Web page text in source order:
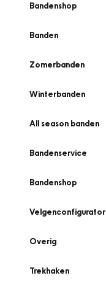
Bandenshop
Banden
Zomerbanden
Winterbanden
All season banden
Bandenservice
Bandenshop
Velgenconfigurator
Overig
Trekhaken